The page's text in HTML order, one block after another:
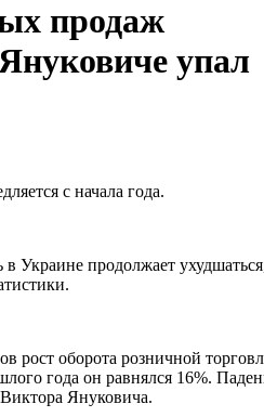
продаж
упал
с начала года.
в Украине продолжает
рост оборота розничной
года он равнялся 16%.
Януковича.